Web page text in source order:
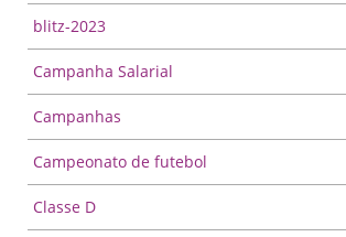
blitz-2023
Campanha Salarial
Campanhas
Campeonato de futebol
Classe D